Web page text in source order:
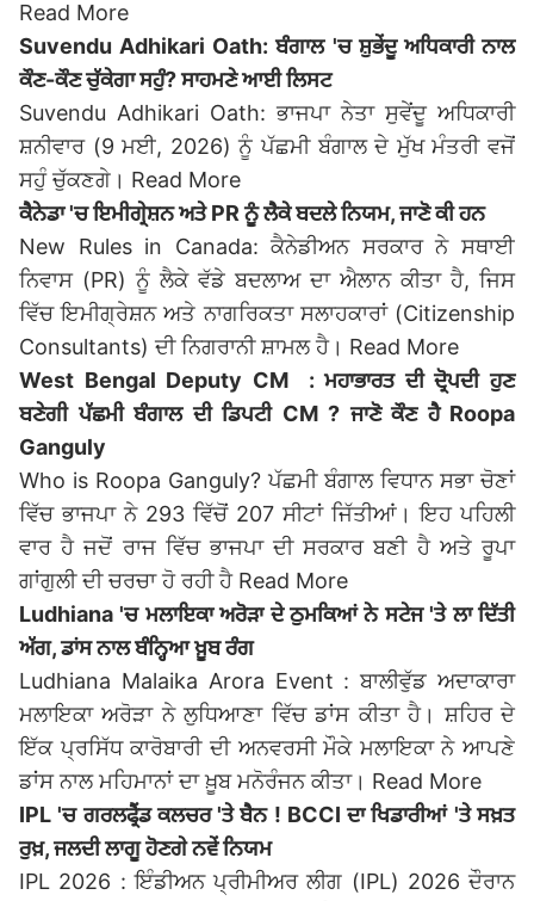
Read More
Suvendu Adhikari Oath: ਬੰਗਾਲ 'ਚ ਸ਼ੁਭੇਂਦੂ ਅਧਿਕਾਰੀ ਨਾਲ
ਕੌਣ-ਕੌਣ ਚੁੱਕੇਗਾ ਸਹੁੰ? ਸਾਹਮਣੇ ਆਈ ਲਿਸਟ
Suvendu Adhikari Oath: ਭਾਜਪਾ ਨੇਤਾ ਸੁਵੇਂਦੂ ਅਧਿਕਾਰੀ
ਸ਼ਨੀਵਾਰ (9 ਮਈ, 2026) ਨੂੰ ਪੱਛਮੀ ਬੰਗਾਲ ਦੇ ਮੁੱਖ ਮੰਤਰੀ ਵਜੋਂ
ਸਹੁੰ ਚੁੱਕਣਗੇ। Read More
ਕੈਨੇਡਾ 'ਚ ਇਮੀਗ੍ਰੇਸ਼ਨ ਅਤੇ PR ਨੂੰ ਲੈਕੇ ਬਦਲੇ ਨਿਯਮ, ਜਾਣੋ ਕੀ ਹਨ
New Rules in Canada: ਕੈਨੇਡੀਅਨ ਸਰਕਾਰ ਨੇ ਸਥਾਈ
ਨਿਵਾਸ (PR) ਨੂੰ ਲੈਕੇ ਵੱਡੇ ਬਦਲਾਅ ਦਾ ਐਲਾਨ ਕੀਤਾ ਹੈ, ਜਿਸ
ਵਿੱਚ ਇਮੀਗ੍ਰੇਸ਼ਨ ਅਤੇ ਨਾਗਰਿਕਤਾ ਸਲਾਹਕਾਰਾਂ (Citizenship
Consultants) ਦੀ ਨਿਗਰਾਨੀ ਸ਼ਾਮਲ ਹੈ। Read More
West Bengal Deputy CM : ਮਹਾਭਾਰਤ ਦੀ ਦ੍ਰੋਪਦੀ ਹੁਣ
ਬਣੇਗੀ ਪੱਛਮੀ ਬੰਗਾਲ ਦੀ ਡਿਪਟੀ CM ? ਜਾਣੋ ਕੌਣ ਹੈ Roopa
Ganguly
Who is Roopa Ganguly? ਪੱਛਮੀ ਬੰਗਾਲ ਵਿਧਾਨ ਸਭਾ ਚੋਣਾਂ
ਵਿੱਚ ਭਾਜਪਾ ਨੇ 293 ਵਿੱਚੋਂ 207 ਸੀਟਾਂ ਜਿੱਤੀਆਂ। ਇਹ ਪਹਿਲੀ
ਵਾਰ ਹੈ ਜਦੋਂ ਰਾਜ ਵਿੱਚ ਭਾਜਪਾ ਦੀ ਸਰਕਾਰ ਬਣੀ ਹੈ ਅਤੇ ਰੂਪਾ
ਗਾਂਗੁਲੀ ਦੀ ਚਰਚਾ ਹੋ ਰਹੀ ਹੈ Read More
Ludhiana 'ਚ ਮਲਾਇਕਾ ਅਰੋੜਾ ਦੇ ਠੁਮਕਿਆਂ ਨੇ ਸਟੇਜ 'ਤੇ ਲਾ ਦਿੱਤੀ
ਅੱਗ, ਡਾਂਸ ਨਾਲ ਬੰਨ੍ਹਿਆ ਖ਼ੂਬ ਰੰਗ
Ludhiana Malaika Arora Event : ਬਾਲੀਵੁੱਡ ਅਦਾਕਾਰਾ
ਮਲਾਇਕਾ ਅਰੋੜਾ ਨੇ ਲੁਧਿਆਣਾ ਵਿੱਚ ਡਾਂਸ ਕੀਤਾ ਹੈ। ਸ਼ਹਿਰ ਦੇ
ਇੱਕ ਪ੍ਰਸਿੱਧ ਕਾਰੋਬਾਰੀ ਦੀ ਅਨਵਰਸੀ ਮੌਕੇ ਮਲਾਇਕਾ ਨੇ ਆਪਣੇ
ਡਾਂਸ ਨਾਲ ਮਹਿਮਾਨਾਂ ਦਾ ਖ਼ੂਬ ਮਨੋਰੰਜਨ ਕੀਤਾ। Read More
IPL 'ਚ ਗਰਲਫ੍ਰੈਂਡ ਕਲਚਰ 'ਤੇ ਬੈਨ ! BCCI ਦਾ ਖਿਡਾਰੀਆਂ 'ਤੇ ਸਖ਼ਤ
ਰੁਖ਼, ਜਲਦੀ ਲਾਗੂ ਹੋਣਗੇ ਨਵੇਂ ਨਿਯਮ
IPL 2026 : ਇੰਡੀਅਨ ਪ੍ਰੀਮੀਅਰ ਲੀਗ (IPL) 2026 ਦੌਰਾਨ